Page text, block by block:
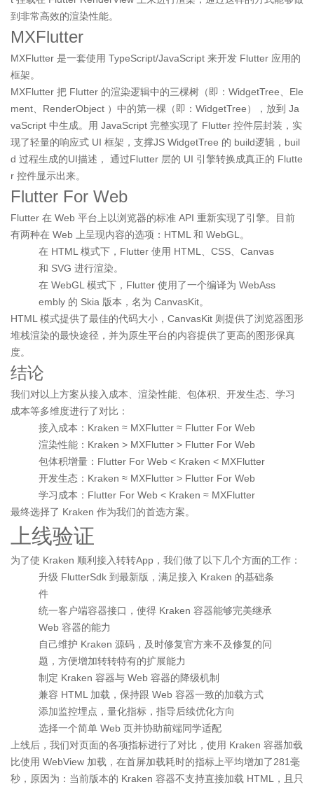
到非常高效的渲染性能。
MXFlutter
MXFlutter 是一套使用 TypeScript/JavaScript 来开发 Flutter 应用的
框架。
MXFlutter 把 Flutter 的渲染逻辑中的三棵树（即：WidgetTree、Ele
ment、RenderObject ）中的第一棵（即：WidgetTree），放到 Ja
vaScript 中生成。用 JavaScript 完整实现了 Flutter 控件层封装，实
现了轻量的响应式 UI 框架，支撑JS WidgetTree 的 build逻辑，buil
d 过程生成的UI描述， 通过Flutter 层的 UI 引擎转换成真正的 Flutte
r 控件显示出来。
Flutter For Web
Flutter 在 Web 平台上以浏览器的标准 API 重新实现了引擎。目前
有两种在 Web 上呈现内容的选项：HTML 和 WebGL。
在 HTML 模式下，Flutter 使用 HTML、CSS、Canvas
和 SVG 进行渲染。
在 WebGL 模式下，Flutter 使用了一个编译为 WebAss
embly 的 Skia 版本，名为 CanvasKit。
HTML 模式提供了最佳的代码大小，CanvasKit 则提供了浏览器图形
堆栈渲染的最快途径，并为原生平台的内容提供了更高的图形保真
度。
结论
我们对以上方案从接入成本、渲染性能、包体积、开发生态、学习
成本等多维度进行了对比：
接入成本：Kraken ≈ MXFlutter ≈ Flutter For Web
渲染性能：Kraken > MXFlutter > Flutter For Web
包体积增量：Flutter For Web < Kraken < MXFlutter
开发生态：Kraken ≈ MXFlutter > Flutter For Web
学习成本：Flutter For Web < Kraken ≈ MXFlutter
最终选择了 Kraken 作为我们的首选方案。
上线验证
为了使 Kraken 顺利接入转转App，我们做了以下几个方面的工作：
升级 FlutterSdk 到最新版，满足接入 Kraken 的基础条
件
统一客户端容器接口，使得 Kraken 容器能够完美继承
Web 容器的能力
自己维护 Kraken 源码，及时修复官方来不及修复的问
题，方便增加转转特有的扩展能力
制定 Kraken 容器与 Web 容器的降级机制
兼容 HTML 加载，保持跟 Web 容器一致的加载方式
添加监控埋点，量化指标，指导后续优化方向
选择一个简单 Web 页并协助前端同学适配
上线后，我们对页面的各项指标进行了对比，使用 Kraken 容器加载
比使用 WebView 加载，在首屏加载耗时的指标上平均增加了281毫
秒，原因为：当前版本的 Kraken 容器不支持直接加载 HTML，且只